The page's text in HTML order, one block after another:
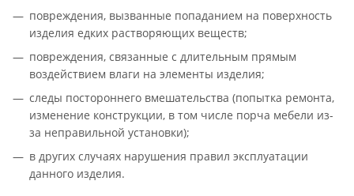
повреждения, вызванные попаданием на поверхность
изделия едких растворяющих веществ;
повреждения, связанные с длительным прямым
воздействием влаги на элементы изделия;
следы постороннего вмешательства (попытка ремонта,
изменение конструкции, в том числе порча мебели из-
за неправильной установки);
в других случаях нарушения правил эксплуатации
данного изделия.